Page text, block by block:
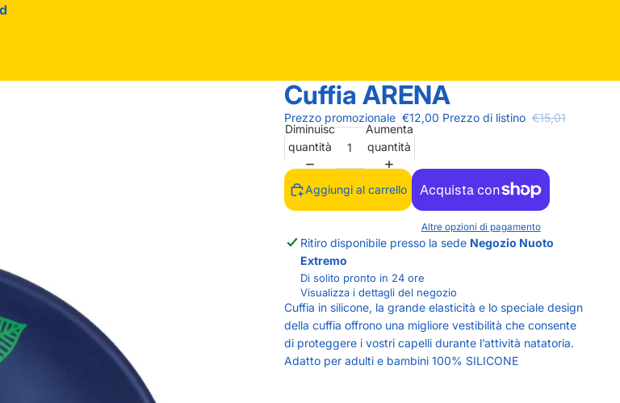
Cuffia ARENA
Prezzo promozionale €12,00 Prezzo di listino €15,01
Diminuisci
quantità
Aumenta
quantità
Aggiungi al carrello
Altre opzioni di pagamento
Ritiro disponibile presso la sede Negozio Nuoto
Extremo
Di solito pronto in 24 ore
Visualizza i dettagli del negozio
Cuffia in silicone, la grande elasticità e lo speciale design
della cuffia offrono una migliore vestibilità che consente
di proteggere i vostri capelli durante l’attività natatoria.
Adatto per adulti e bambini 100% SILICONE